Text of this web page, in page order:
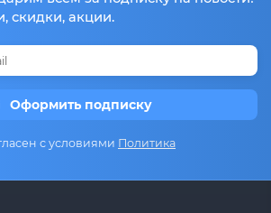
скидки, акции.
Оформить подписку
с условиями Политика